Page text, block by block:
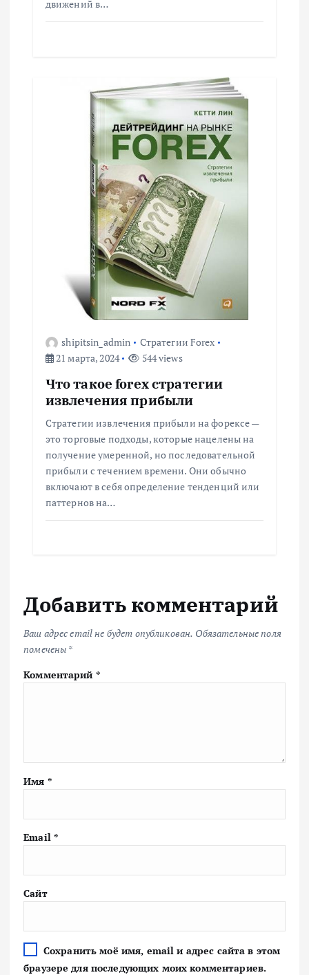
движений в…
shipitsin_admin
Стратегии Forex
21 марта, 2024
544 views
Что такое forex стратегии
извлечения прибыли
Стратегии извлечения прибыли на форексе —
это торговые подходы, которые нацелены на
получение умеренной, но последовательной
прибыли с течением времени. Они обычно
включают в себя определение тенденций или
паттернов на…
Добавить комментарий
Ваш адрес email не будет опубликован. Обязательные поля
помечены *
Комментарий *
Имя *
Email *
Сайт
Сохранить моё имя, email и адрес сайта в этом
браузере для последующих моих комментариев.